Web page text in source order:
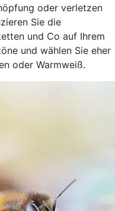
oder verletzen
Sie die
und Co auf Ihrem
und wählen Sie eher
oder Warmweiß.